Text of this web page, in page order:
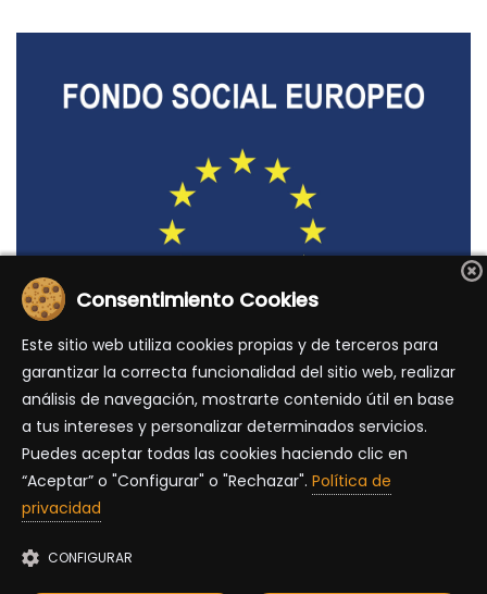
DIRECCIÓN GENERAL DE EMPLEO, ASUNTOS SOCIALES E
IGUALDAD DE OPORTUNIDADES DE LA COMISIÓN
EUROPEA
ACUERDO CON LOS TILOS
Consentimiento Cookies
Este sitio web utiliza cookies propias y de terceros para
garantizar la correcta funcionalidad del sitio web, realizar
análisis de navegación, mostrarte contenido útil en base
a tus intereses y personalizar determinados servicios.
Puedes aceptar todas las cookies haciendo clic en
“Aceptar” o "Configurar" o "Rechazar". Política de
privacidad
CONFIGURAR